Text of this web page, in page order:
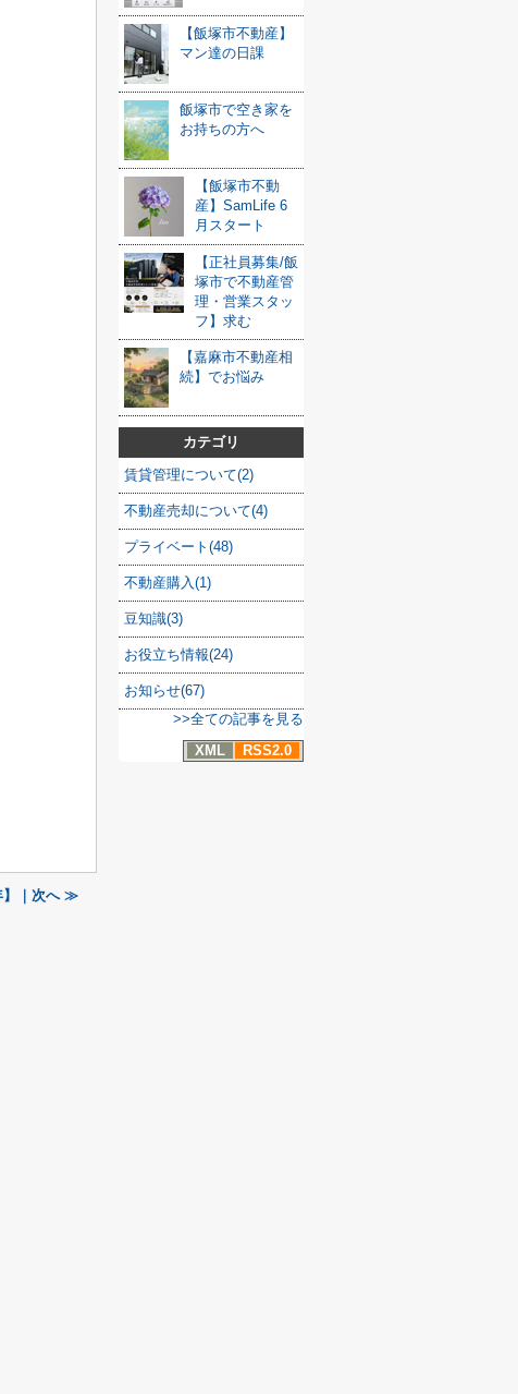
】｜次へ ≫
【飯塚市不動産】
マン達の日課
飯塚市で空き家を
お持ちの方へ
【飯塚市不動
産】SamLife 6
月スタート
【正社員募集/飯
塚市で不動産管
理・営業スタッ
フ】求む
【嘉麻市不動産相
続】でお悩み
カテゴリ
賃貸管理について(2)
不動産売却について(4)
プライベート(48)
不動産購入(1)
豆知識(3)
お役立ち情報(24)
お知らせ(67)
>>全ての記事を見る
XML
RSS2.0